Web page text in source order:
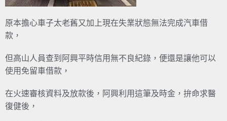
原本擔心車子太老舊又加上現在失業狀態無法完成汽車借
款，
但高山人員查到阿興平時信用無不良紀錄，便還是讓他可以
使用免留車借款，
在火速審核資料及放款後，阿興利用這筆及時金，拚命求醫
復健後，